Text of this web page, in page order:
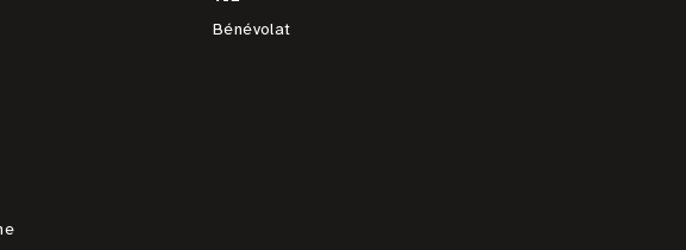
Bénévolat